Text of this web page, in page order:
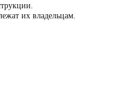
их владельцам.